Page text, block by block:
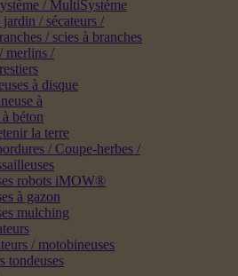
/ MultiSystème
jardin / sécateurs /
/ scies à branches
merlins /
à disque
à
béton
la terre
/ Coupe-herbes /
robots iMOW®
à gazon
mulching
/ motobineuses
tondeuses